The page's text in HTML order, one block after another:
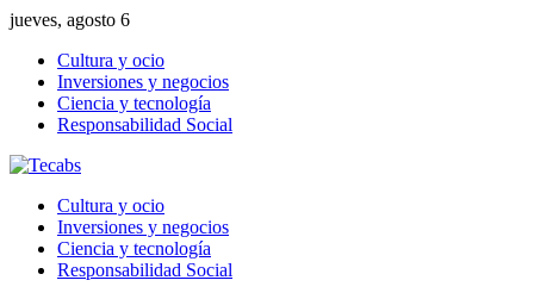
jueves, agosto 6
Cultura y ocio
Inversiones y negocios
Ciencia y tecnología
Responsabilidad Social
Cultura y ocio
Inversiones y negocios
Ciencia y tecnología
Responsabilidad Social